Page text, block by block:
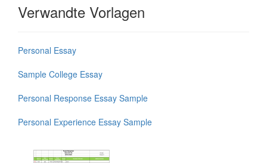
Verwandte Vorlagen
Personal Essay
Sample College Essay
Personal Response Essay Sample
Personal Experience Essay Sample